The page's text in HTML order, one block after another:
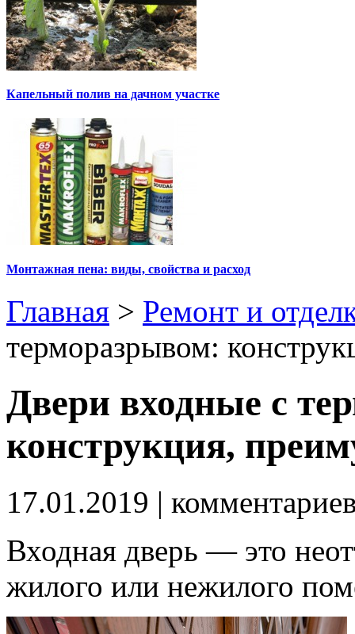
Капельный полив на дачном участке
Монтажная пена: виды, свойства и расход
Главная > Ремонт и
терморазрывом:
Двери входные с
конструкция,
17.01.2019 |
Входная дверь — это
жилого или нежилого